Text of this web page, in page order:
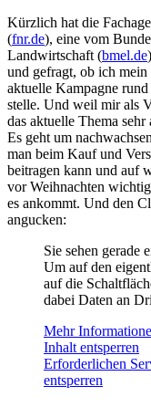
Kürzlich hat die
(fnr.de), eine vom
Landwirtschaft (bmel.de
und gefragt, ob ich
aktuelle Kampagne
stelle. Und weil mir als
das aktuelle Thema
Es geht um
man beim Kauf und
beitragen kann und auf
vor Weihnachten
es ankommt. Und den
angucken:
Sie sehen gerade
Um auf den
auf die
dabei Daten an
Mehr
Inhalt entsperren
Erforderlichen
entsperren